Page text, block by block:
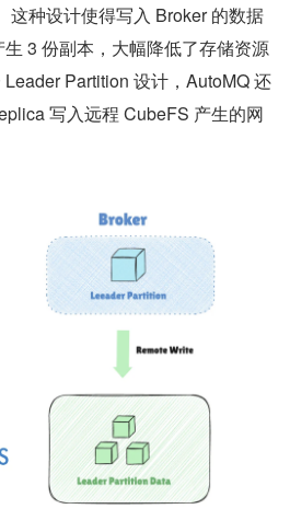
这种设计使得写入 Broker 的数据
3 份副本，大幅降低了存储资源
Partition 设计，AutoMQ 还
写入远程 CubeFS 产生的网